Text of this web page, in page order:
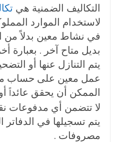
التكاليف الضمنية هي
لاستخدام الموارد
في نشاط معين بدلاً من
بديل متاح آخر . بعبارة
يتم التنازل عنها أو
عمل معين على حساب
الممكن أن يحقق عائد
لا تتضمن أي مدفوعات
يتم تسجيلها في الدفاتر
مصروفات .